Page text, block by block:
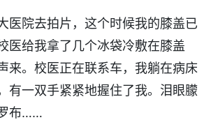
医院去拍片，这个时候我的膝盖已
医给我拿了几个冰袋冷敷在膝盖
来。校医正在联系车，我躺在病床
有一双手紧紧地握住了我。泪眼朦
布……